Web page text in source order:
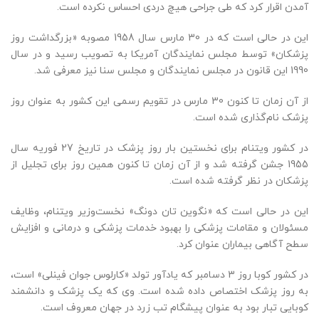
آمدن اقرار کرد که طی جراحی هیچ دردی احساس نکرده است.
این در حالی است که در 30 مارس سال 1958 مصوبه «بزرگداشت روز
پزشکان» توسط مجلس نمایندگان آمریکا به تصویب رسید و در سال
1990 این قانون در مجلس نمایندگان و مجلس سنا نیز معرفی شد.
از آن زمان تا کنون 30 مارس در تقویم رسمی این کشور به عنوان روز
پزشک نام‌گذاری شده است.
در کشور ویتنام برای نخستین بار روز پزشک در تاریخ 27 فوریه سال
1955 جشن گرفته شد و از آن زمان تا کنون همین روز برای تجلیل از
پزشکان در نظر گرفته شده است.
این در حالی است که «نگوین تان دونگ» نخست‌وزیر ویتنام، وظایف
مسئولان و مقامات پزشکی را بهبود خدمات پزشکی و درمانی و افزایش
سطح آگاهی بیماران عنوان کرد.
در کشور کوبا روز 3 دسامبر که یادآور تولد «کارلوس جوان فینلی» است،
به روز پزشک اختصاص داده شده است. وی که یک پزشک و دانشمند
کوبایی تبار بود به عنوان پیشگام تب زرد در جهان معروف است.